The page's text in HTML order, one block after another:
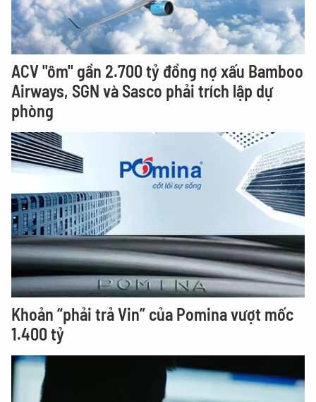
ACV "ôm" gần 2.700 tỷ đồng nợ xấu Bamboo
Airways, SGN và Sasco phải trích lập dự
phòng
Khoản “phải trả Vin” của Pomina vượt mốc
1.400 tỷ